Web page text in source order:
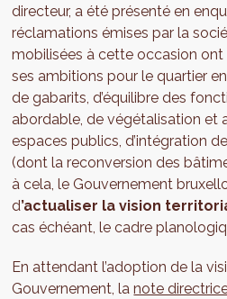
directeur, a été présenté en
réclamations émises par la
mobilisées à cette occasion ont
ses ambitions pour le quartier
de gabarits, d’équilibre des
abordable, de végétalisation et
espaces publics, d’intégration
(dont la reconversion des
à cela, le Gouvernement
d’actualiser la vision
cas échéant, le cadre
En attendant l’adoption de la
Gouvernement, lanote